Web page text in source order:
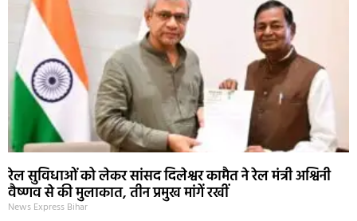
रेल सुविधाओं को लेकर सांसद दिलेश्वर कामैत ने रेल मंत्री अश्विनी
वैष्णव से की मुलाकात, तीन प्रमुख मांगें रखीं
News Express Bihar